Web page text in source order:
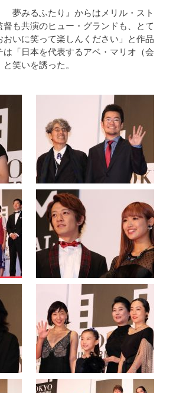
夢みるふたり』からはメリル・スト
も共演のヒュー・グランドも、とて
いに笑って楽しんください」と作品
「日本を代表するアベ・マリオ（会
笑いを誘った。